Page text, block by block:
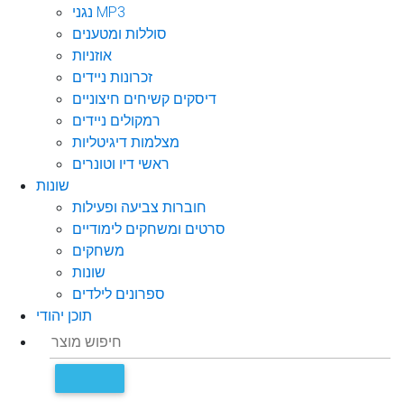
נגני MP3
סוללות ומטענים
אוזניות
זכרונות ניידים
דיסקים קשיחים חיצוניים
רמקולים ניידים
מצלמות דיגיטליות
ראשי דיו וטונרים
שונות
חוברות צביעה ופעילות
סרטים ומשחקים לימודיים
משחקים
שונות
ספרונים לילדים
תוכן יהודי